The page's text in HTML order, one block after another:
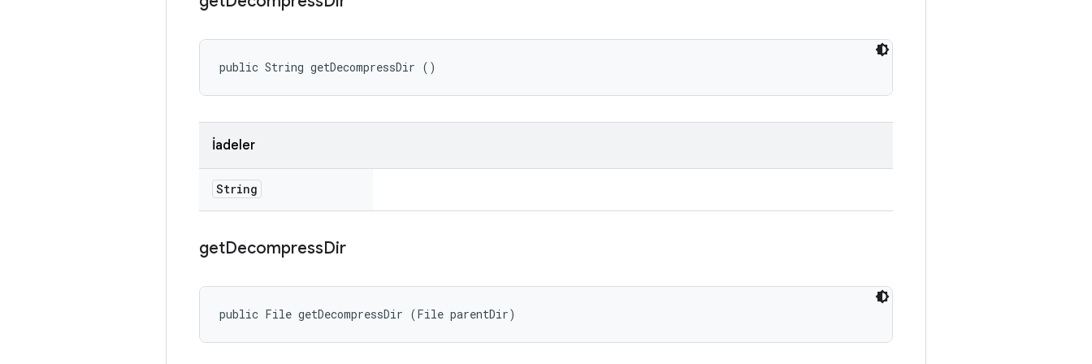
public String getDecompressDir ()
İadeler
String
getDecompressDir
public File getDecompressDir (File parentDir)